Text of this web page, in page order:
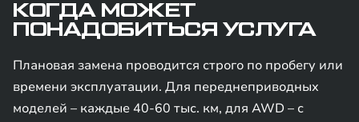
КОГДА МОЖЕТ
ПОНАДОБИТЬСЯ УСЛУГА
Плановая замена проводится строго по пробегу или
времени эксплуатации. Для переднеприводных
моделей – каждые 40-60 тыс. км, для AWD – с